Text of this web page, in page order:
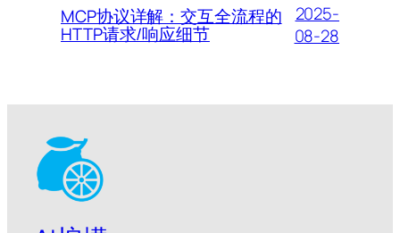
MCP协议详解：交互全流程的
HTTP请求/响应细节
2025-
08-28